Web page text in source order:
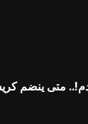
متى ينضم